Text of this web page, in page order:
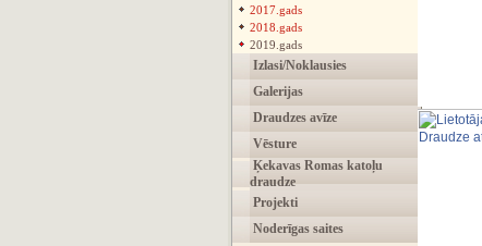
2017.gads
2018.gads
2019.gads
Izlasi/Noklausies
Galerijas
Draudzes avīze
Vēsture
Ķekavas Romas katoļu
draudze
Projekti
Noderīgas saites